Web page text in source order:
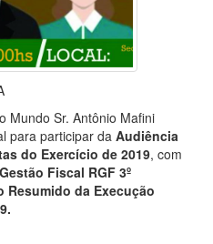
Mundo Sr. Antônio Mafini
para participar da Audiência
do Exercício de 2019, com
Fiscal RGF 3º
Resumido da Execução